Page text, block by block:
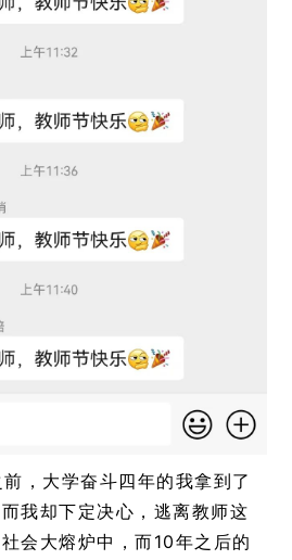
，大学奋斗四年的我拿到了
我却下定决心，逃离教师这
会大熔炉中，而10年之后的